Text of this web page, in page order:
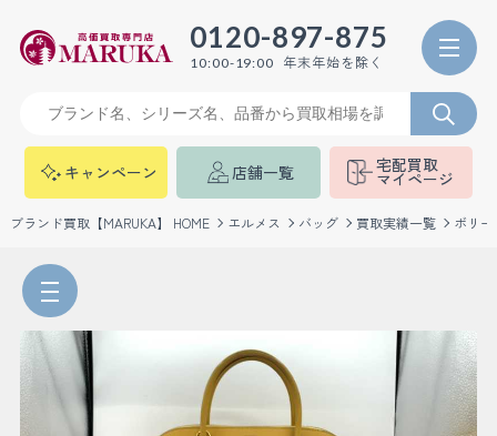
0120-897-875
10:00-19:00 年末年始を除く
キャンペーン 店舗一覧 宅配買取
マイページ
ブランド買取【MARUKA】 HOME エルメス バッグ 買取実績一覧 ボリー